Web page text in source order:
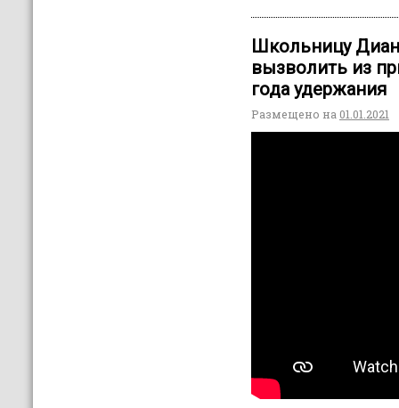
Школьницу
вызволить из
года удержания
Размещено на 01.01.2021